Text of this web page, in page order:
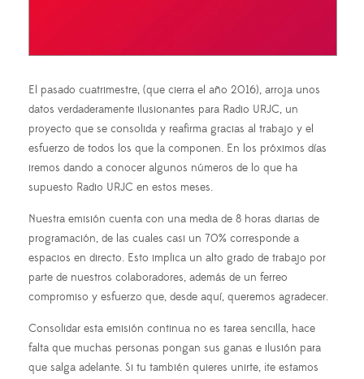
El pasado cuatrimestre, (que cierra el año 2016), arroja unos
datos verdaderamente ilusionantes para Radio URJC, un
proyecto que se consolida y reafirma gracias al trabajo y el
esfuerzo de todos los que la componen. En los próximos días
iremos dando a conocer algunos números de lo que ha
supuesto Radio URJC en estos meses.
Nuestra emisión cuenta con una media de 8 horas diarias de
programación, de las cuales casi un 70% corresponde a
espacios en directo. Esto implica un alto grado de trabajo por
parte de nuestros colaboradores, además de un ferreo
compromiso y esfuerzo que, desde aquí, queremos agradecer.
Consolidar esta emisión continua no es tarea sencilla, hace
falta que muchas personas pongan sus ganas e ilusión para
que salga adelante. Si tu también quieres unirte, ¡te estamos